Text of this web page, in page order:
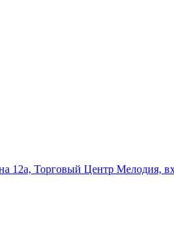
12а, Торговый Центр Мелодия,